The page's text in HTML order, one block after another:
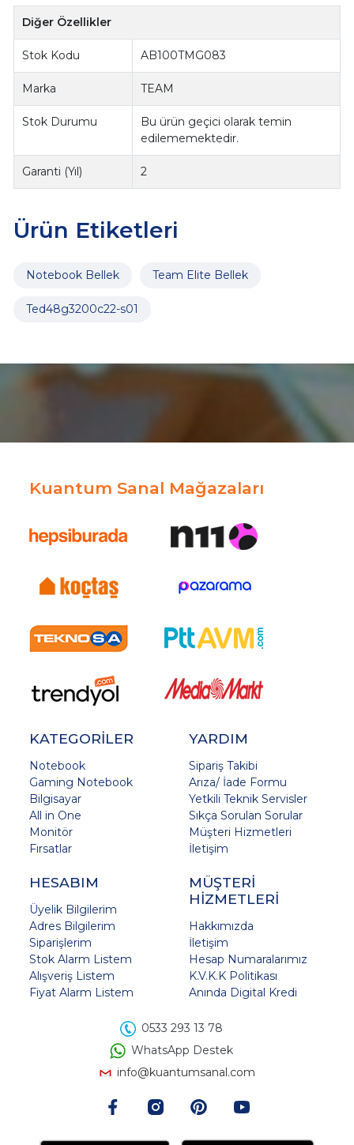
Diğer Özellikler
Stok Kodu AB100TMG083
Marka TEAM
Stok Durumu
Bu ürün geçici olarak temin
edilememektedir.
Garanti (Yıl) 2
Ürün Etiketleri
Notebook Bellek Team Elite Bellek
Ted48g3200c22-s01
Kuantum Sanal Mağazaları
KATEGORİLER
Notebook
Gaming Notebook
Bilgisayar
All in One
Monitör
Fırsatlar
YARDIM
Sipariş Takibi
Arıza/ İade Formu
Yetkili Teknik Servisler
Sıkça Sorulan Sorular
Müşteri Hizmetleri
İletişim
HESABIM
Üyelik Bilgilerim
Adres Bilgilerim
Siparişlerim
Stok Alarm Listem
Alışveriş Listem
Fiyat Alarm Listem
MÜŞTERİ
HİZMETLERİ
Hakkımızda
İletişim
Hesap Numaralarımız
K.V.K.K Politikası
Anında Digital Kredi
0533 293 13 78
WhatsApp Destek
info@kuantumsanal.com